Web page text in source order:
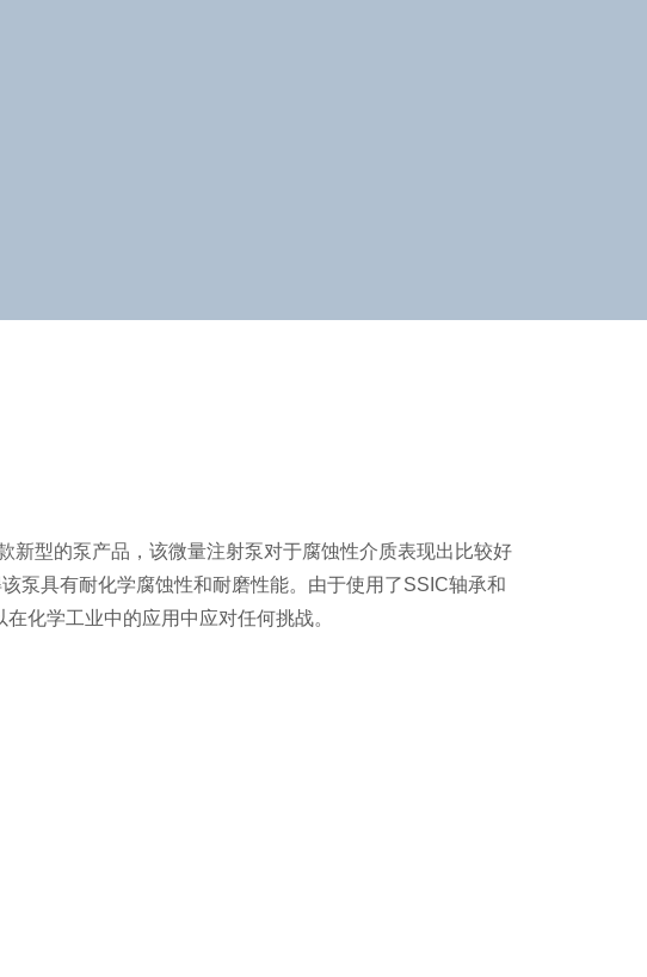
新型的泵产品，该微量注射泵对于腐蚀性介质表现出比较好
泵具有耐化学腐蚀性和耐磨性能。由于使用了SSIC轴承和
化学工业中的应用中应对任何挑战。